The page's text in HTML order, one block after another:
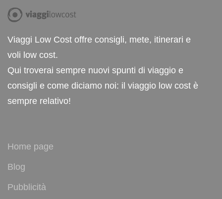
Viaggi Low Cost offre consigli, mete, itinerari e
voli low cost.
Qui troverai sempre nuovi spunti di viaggio e
consigli e come diciamo noi: il viaggio low cost è
sempre relativo!
Home page
Blog
Pubblicità